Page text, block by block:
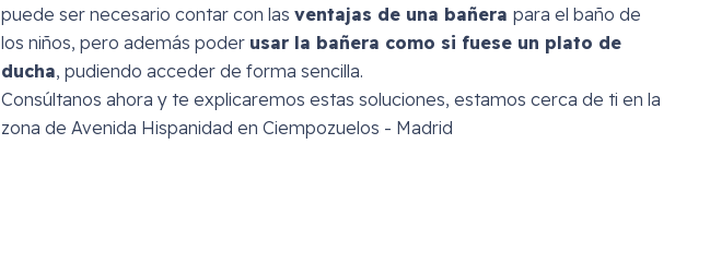
puede ser necesario contar con las ventajas de una bañera para el baño de
los niños, pero además poder usar la bañera como si fuese un plato de
ducha, pudiendo acceder de forma sencilla.
Consúltanos ahora y te explicaremos estas soluciones, estamos cerca de ti en la
zona de Avenida Hispanidad en Ciempozuelos - Madrid